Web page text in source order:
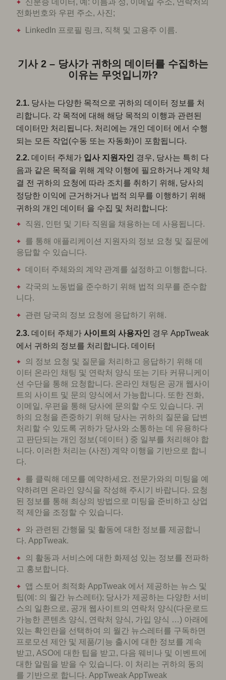
신분증 데이터, 예: 이름과 성, 이메일 주소, 연락처의
전화번호와 우편 주소, 사진;
LinkedIn 프로필 링크, 직책 및 고용주 이름.
기사 2 – 당사가 귀하의 데이터를 수집하는
이유는 무엇입니까?
2.1. 당사는 다양한 목적으로 귀하의 데이터 정보를 처
리합니다. 각 목적에 대해 해당 목적의 이행과 관련된
데이터만 처리됩니다. 처리에는 개인 데이터 에서 수행
되는 모든 작업(수동 또는 자동화)이 포함됩니다.
2.2. 데이터 주체가 입사 지원자인 경우, 당사는 특히 다
음과 같은 목적을 위해 계약 이행에 필요하거나 계약 체
결 전 귀하의 요청에 따라 조치를 취하기 위해, 당사의
정당한 이익에 근거하거나 법적 의무를 이행하기 위해
귀하의 개인 데이터 을 수집 및 처리합니다:
직원, 인턴 및 기타 직원을 채용하는 데 사용됩니다.
를 통해 애플리케이션 지원자의 정보 요청 및 질문에
응답할 수 있습니다.
데이터 주체와의 계약 관계를 설정하고 이행합니다.
각국의 노동법을 준수하기 위해 법적 의무를 준수합
니다.
관련 당국의 정보 요청에 응답하기 위해.
2.3. 데이터 주체가 사이트의 사용자인 경우 AppTweak
에서 귀하의 정보를 처리합니다. 데이터
의 정보 요청 및 질문을 처리하고 응답하기 위해 데
이터 온라인 채팅 및 연락처 양식 또는 기타 커뮤니케이
션 수단을 통해 요청합니다. 온라인 채팅은 공개 웹사이
트의 사이트 및 문의 양식에서 가능합니다. 또한 전화,
이메일, 우편을 통해 당사에 문의할 수도 있습니다. 귀
하의 요청을 존중하기 위해 당사는 귀하의 질문을 답변
처리할 수 있도록 귀하가 당사와 소통하는 데 유용하다
고 판단되는 개인 정보( 데이터 ) 중 일부를 처리해야 합
니다. 이러한 처리는 (사전) 계약 이행을 기반으로 합니
다.
를 클릭해 데모를 예약하세요. 전문가와의 미팅을 예
약하려면 온라인 양식을 작성해 주시기 바랍니다. 요청
된 정보를 통해 최상의 방법으로 미팅을 준비하고 상업
적 제안을 조정할 수 있습니다.
와 관련된 간행물 및 활동에 대한 정보를 제공합니
다. AppTweak.
의 활동과 서비스에 대한 화제성 있는 정보를 전파하
고 홍보합니다.
앱 스토어 최적화 AppTweak 에서 제공하는 뉴스 및
팁(예: 의 월간 뉴스레터); 당사가 제공하는 다양한 서비
스의 일환으로, 공개 웹사이트의 연락처 양식(다운로드
가능한 콘텐츠 양식, 연락처 양식, 가입 양식 …) 아래에
있는 확인란을 선택하여 의 월간 뉴스레터를 구독하면
프로모션 제안 및 제품/기능 출시에 대한 정보를 계속
받고, ASO에 대한 팁을 받고, 다음 웨비나 및 이벤트에
대한 알림을 받을 수 있습니다. 이 처리는 귀하의 동의
를 기반으로 합니다. AppTweak AppTweak